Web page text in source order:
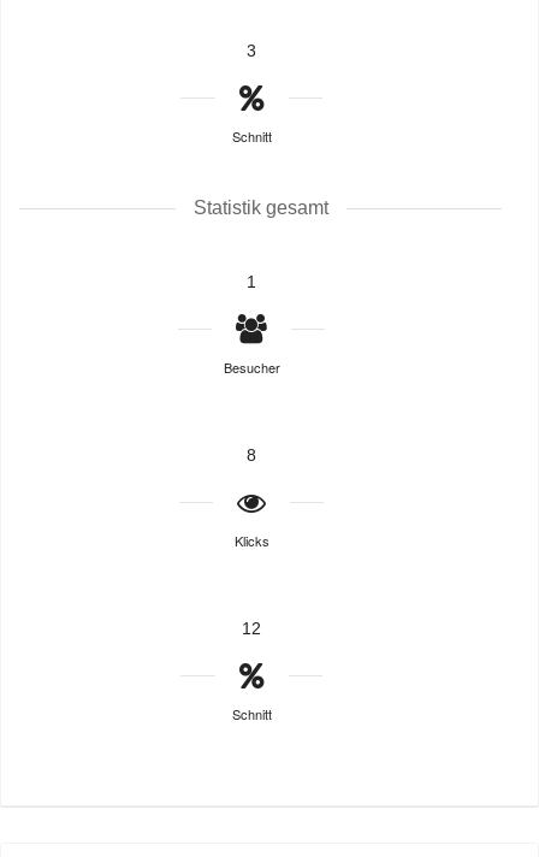
3
Schnitt
Statistik gesamt
1
Besucher
8
Klicks
12
Schnitt